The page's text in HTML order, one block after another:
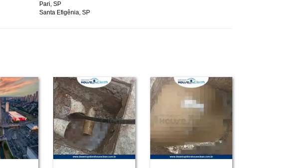
DESENTUPIDORA PROFISSIONAL 24 HORAS
DESENTUPIDORA PROFISSIONAL
DESENTUPIMENTO
HIDROJATEAMENTO
LIMPEZA DE FOSSA
Pari, SP
Santa Efigênia, SP